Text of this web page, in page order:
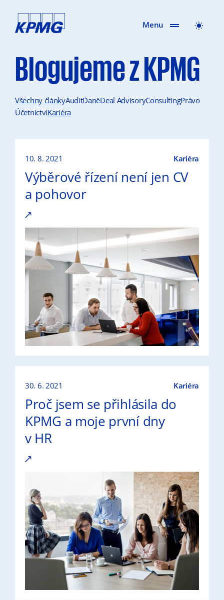
Menu
Blogujeme z KPMG
Všechny článkyAuditDaněDeal AdvisoryConsultingPrávo
ÚčetnictvíKariéra
10. 8. 2021 Kariéra
Výběrové řízení není jen CV
a pohovor
30. 6. 2021 Kariéra
Proč jsem se přihlásila do
KPMG a moje první dny
v HR